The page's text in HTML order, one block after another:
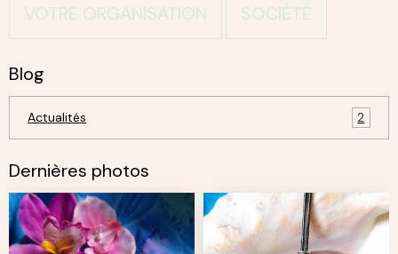
VOTRE ORGANISATION SOCIÉTÉ
Blog
Actualités 2
Dernières photos